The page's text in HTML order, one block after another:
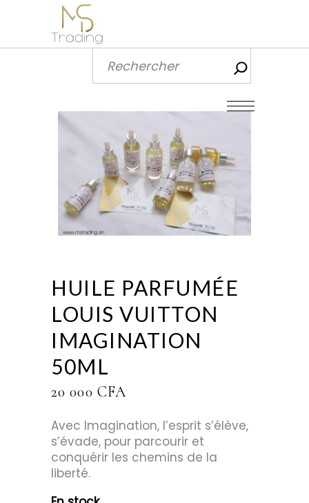
HUILE PARFUMÉE
LOUIS VUITTON
IMAGINATION
50ML
20 000 CFA
Avec Imagination, l’esprit s’élève,
s’évade, pour parcourir et
conquérir les chemins de la
liberté.